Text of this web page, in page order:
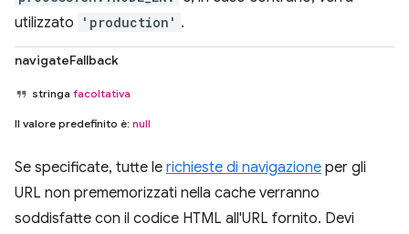
utilizzato
'production' .
navigateFallback
stringa facoltativa
Il valore predefinito è: null
Se specificate, tutte le richieste di navigazione per gli
URL non prememorizzati nella cache verranno
soddisfatte con il codice HTML all'URL fornito. Devi